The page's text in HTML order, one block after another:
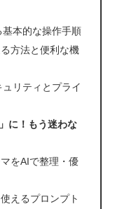
本的な操作手順
方法と便利な機
リティとプライ
に！もう迷わな
をAIで整理・優
えるプロンプト